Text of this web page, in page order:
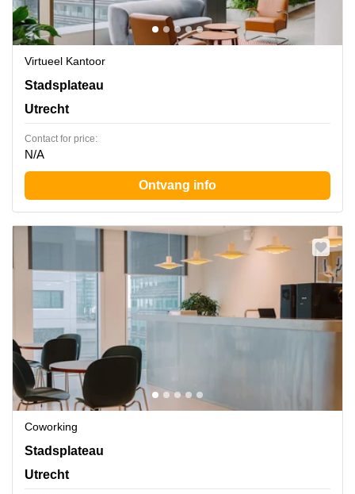
Virtueel Kantoor
Stadsplateau 27-29, Utrecht
Stadsplateau
Utrecht
Contact for price:
N/A
Ontvang info
Coworking
Stadsplateau 27-29, Utrecht
Stadsplateau
Utrecht